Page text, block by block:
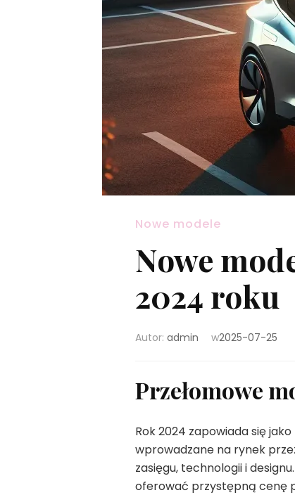
Nowe modele
Nowe
2024 roku
Autor: admin w2025-07-25
Przełomowe
Rok 2024 zapowiada się
wprowadzane na rynek
zasięgu, technologii i
oferować przystępną cenę